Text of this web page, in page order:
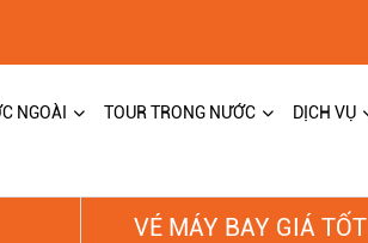
NGOÀI TOUR TRONG NƯỚC DỊCH VỤ
VÉ MÁY BAY GIÁ TỐT